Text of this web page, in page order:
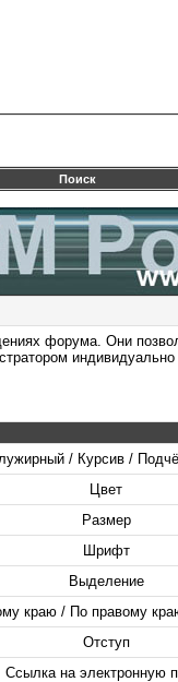
Поиск
форума. Они
/ Курсив /
Цвет
Размер
Шрифт
Выделение
краю / По правому
Отступ
Ссылка на электронную